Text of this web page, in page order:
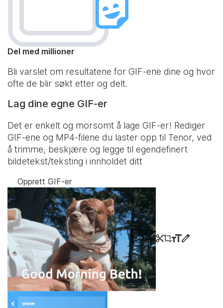
Del med millioner
Bli varslet om resultatene for GIF-ene dine og hvor
ofte de blir søkt etter og delt.
Lag dine egne GIF-er
Det er enkelt og morsomt å lage GIF-er! Rediger
GIF-ene og MP4-filene du laster opp til Tenor, ved
å trimme, beskjære og legge til egendefinert
bildetekst/teksting i innholdet ditt
Opprett GIF-er